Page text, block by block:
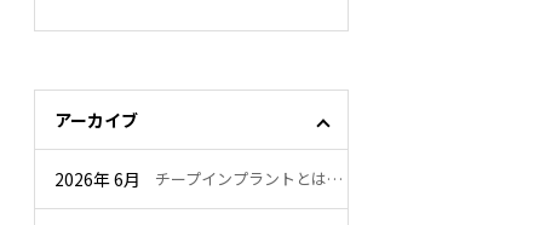
アーカイブ
2026年 6月 チープインプラントとは…